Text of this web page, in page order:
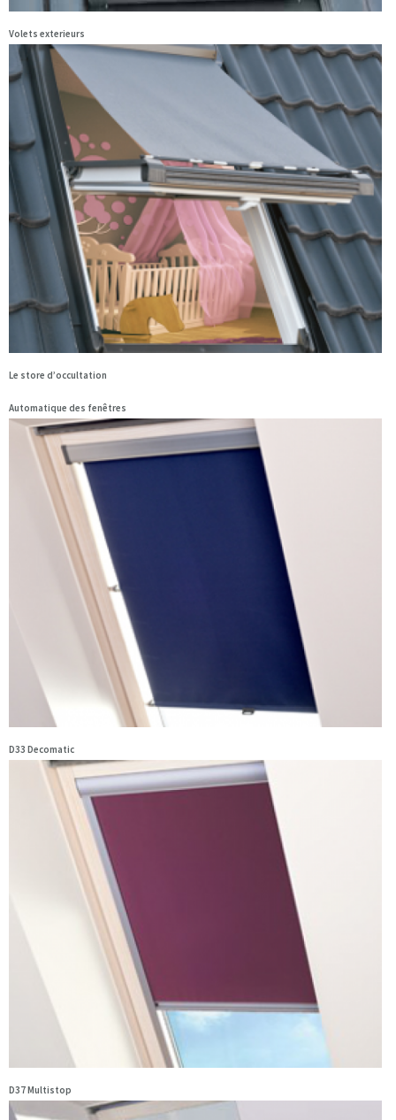
Volets exterieurs
Le store d’occultation
Automatique des fenêtres
D33 Decomatic
D37 Multistop